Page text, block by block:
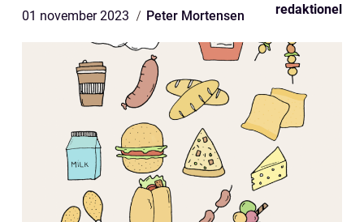
01 november 2023 Peter Mortensen redaktionel